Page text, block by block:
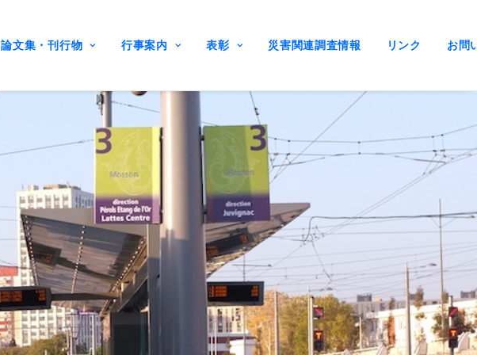
論文集・刊行物 行事案内 表彰 災害関連調査情報 リンク お問